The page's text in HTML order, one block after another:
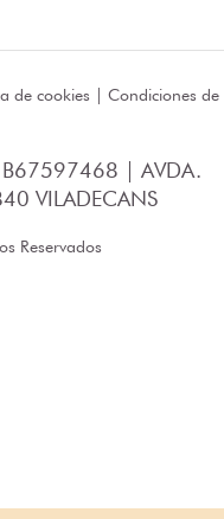
de cookies | Condiciones de
B67597468 | AVDA.
VILADECANS
Reservados